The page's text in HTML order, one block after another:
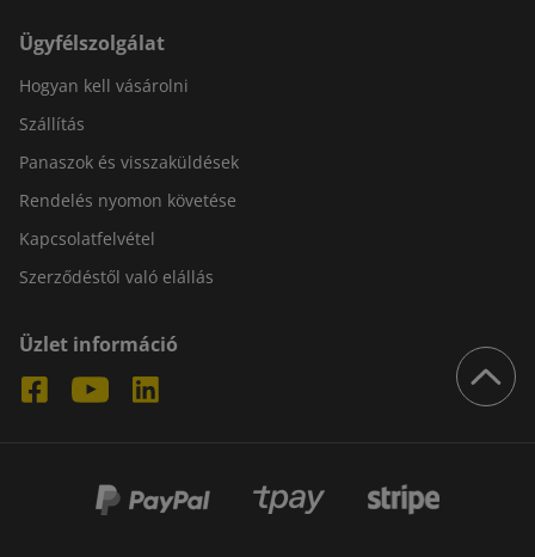
Ügyfélszolgálat
Hogyan kell vásárolni
Szállítás
Panaszok és visszaküldések
Rendelés nyomon követése
Kapcsolatfelvétel
Szerződéstől való elállás
Üzlet információ